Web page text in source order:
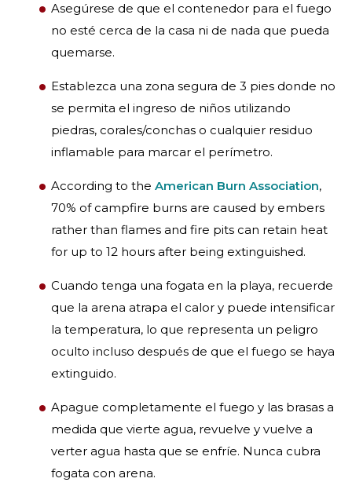
Asegúrese de que el contenedor para el fuego
no esté cerca de la casa ni de nada que pueda
quemarse.
Establezca una zona segura de 3 pies donde no
se permita el ingreso de niños utilizando
piedras, corales/conchas o cualquier residuo
inflamable para marcar el perímetro.
According to the American Burn Association,
70% of campfire burns are caused by embers
rather than flames and fire pits can retain heat
for up to 12 hours after being extinguished.
Cuando tenga una fogata en la playa, recuerde
que la arena atrapa el calor y puede intensificar
la temperatura, lo que representa un peligro
oculto incluso después de que el fuego se haya
extinguido.
Apague completamente el fuego y las brasas a
medida que vierte agua, revuelve y vuelve a
verter agua hasta que se enfríe. Nunca cubra
fogata con arena.